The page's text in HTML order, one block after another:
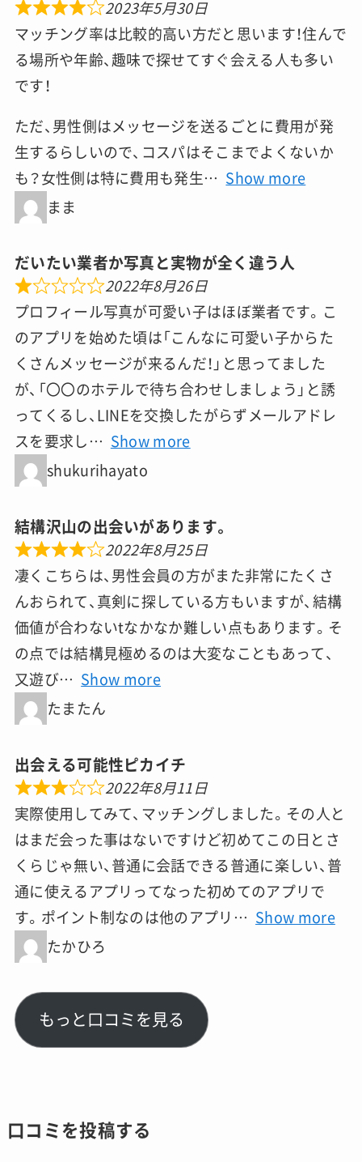
2023年5月30日
マッチング率は比較的高い方だと思います！住んで
る場所や年齢、趣味で探せてすぐ会える人も多い
です！
ただ、男性側はメッセージを送るごとに費用が発
生するらしいので、コスパはそこまでよくないか
も？女性側は特に費用も発生
Show more
まま
だいたい業者か写真と実物が全く違う人
2022年8月26日
プロフィール写真が可愛い子はほぼ業者です。こ
のアプリを始めた頃は「こんなに可愛い子からた
くさんメッセージが来るんだ！」と思ってました
が、「〇〇のホテルで待ち合わせしましょう」と誘
ってくるし、LINEを交換したがらずメールアドレ
スを要求し
Show more
shukurihayato
結構沢山の出会いがあります。
2022年8月25日
凄くこちらは、男性会員の方がまた非常にたくさ
んおられて、真剣に探している方もいますが、結構
価値が合わないtなかなか難しい点もあります。そ
の点では結構見極めるのは大変なこともあって、
又遊び
Show more
たまたん
出会える可能性ピカイチ
2022年8月11日
実際使用してみて、マッチングしました。その人と
はまだ会った事はないですけど初めてこの日とさ
くらじゃ無い、普通に会話できる普通に楽しい、普
通に使えるアプリってなった初めてのアプリで
す。ポイント制なのは他のアプリ
Show more
たかひろ
もっと口コミを見る
口コミを投稿する